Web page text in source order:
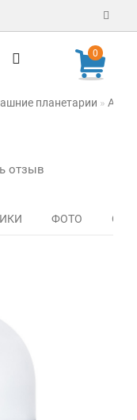
Регистрация
0
планетарии
отзыв
ФОТО